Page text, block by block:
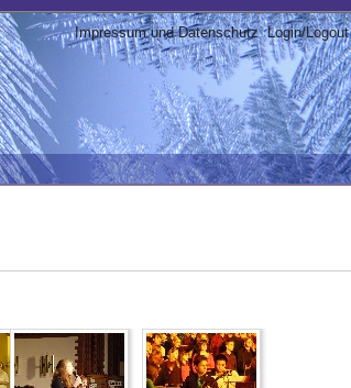
Impressum und Datenschutz Login/Logout